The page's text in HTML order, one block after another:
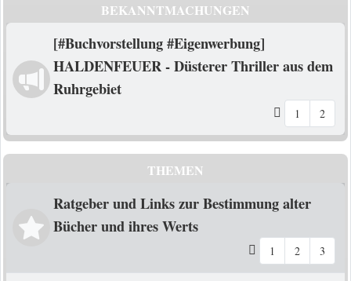
BEKANNTMACHUNGEN
[#Buchvorstellung #Eigenwerbung]
HALDENFEUER - Düsterer Thriller aus dem
Ruhrgebiet
1 2
THEMEN
Ratgeber und Links zur Bestimmung alter
Bücher und ihres Werts
1 2 3